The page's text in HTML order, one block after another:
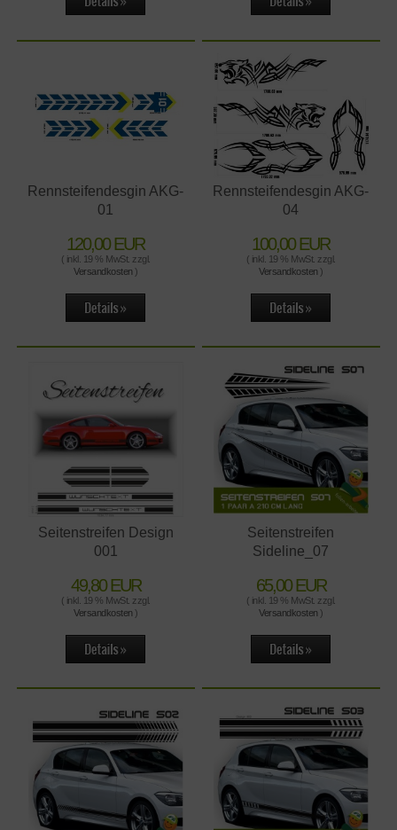
Rennsteifendesgin AKG-
01
120,00 EUR
( inkl. 19 % MwSt. zzgl.
Versandkosten )
Rennsteifendesgin AKG-
04
100,00 EUR
( inkl. 19 % MwSt. zzgl.
Versandkosten )
Seitenstreifen Design
001
49,80 EUR
( inkl. 19 % MwSt. zzgl.
Versandkosten )
Seitenstreifen
Sideline_07
65,00 EUR
( inkl. 19 % MwSt. zzgl.
Versandkosten )